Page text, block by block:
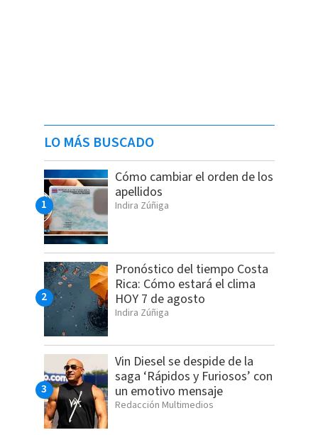
LO MÁS BUSCADO
Cómo cambiar el orden de los
apellidos
Indira Zúñiga
Pronóstico del tiempo Costa
Rica: Cómo estará el clima
HOY 7 de agosto
Indira Zúñiga
Vin Diesel se despide de la
saga ‘Rápidos y Furiosos’ con
un emotivo mensaje
Redacción Multimedios